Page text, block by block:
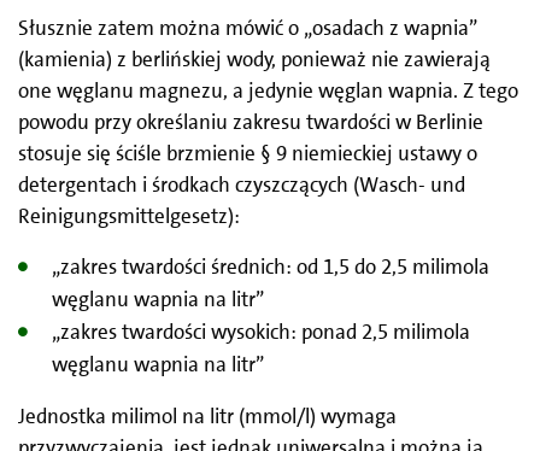
usuwania substancji śladowych z obiegu wody i
dostarczył nam cennych informacji na temat
oczyszczania ścieków. W ramach innych projektów wraz
z partnerami naukowymi badamy substancje śladowe w
wodach powierzchniowych Berlina oraz w
odpływach/kanałach wód deszczowych i sprawdzamy jak
zintegrować usuwanie substancji śladowych z dalszym
etapem oczyszczania w oczyszczalniach ścieków. Więcej
informacji na temat badań i rozwoju w Berliner
Wasserbetriebe można znaleźć na stronie https://
und-entwicklung.php
Słusznie zatem można mówić o „osadach z wapnia”
(kamienia) z berlińskiej wody, ponieważ nie zawierają
one węglanu magnezu, a jedynie węglan wapnia. Z tego
powodu przy określaniu zakresu twardości w Berlinie
stosuje się ściśle brzmienie § 9 niemieckiej ustawy o
detergentach i środkach czyszczących (Wasch- und
Reinigungsmittelgesetz):
„zakres twardości średnich: od 1,5 do 2,5 milimola
węglanu wapnia na litr”
„zakres twardości wysokich: ponad 2,5 milimola
węglanu wapnia na litr”
Jednostka milimol na litr (mmol/l) wymaga